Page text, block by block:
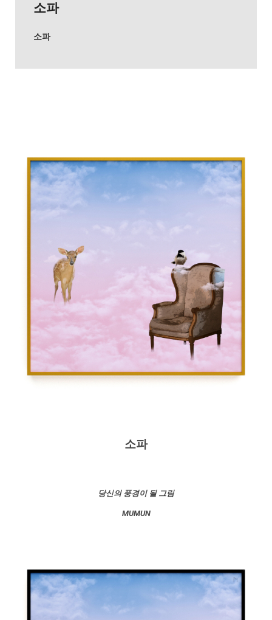
소파
소파
소파
당신의 풍경이 될 그림
MUMUN